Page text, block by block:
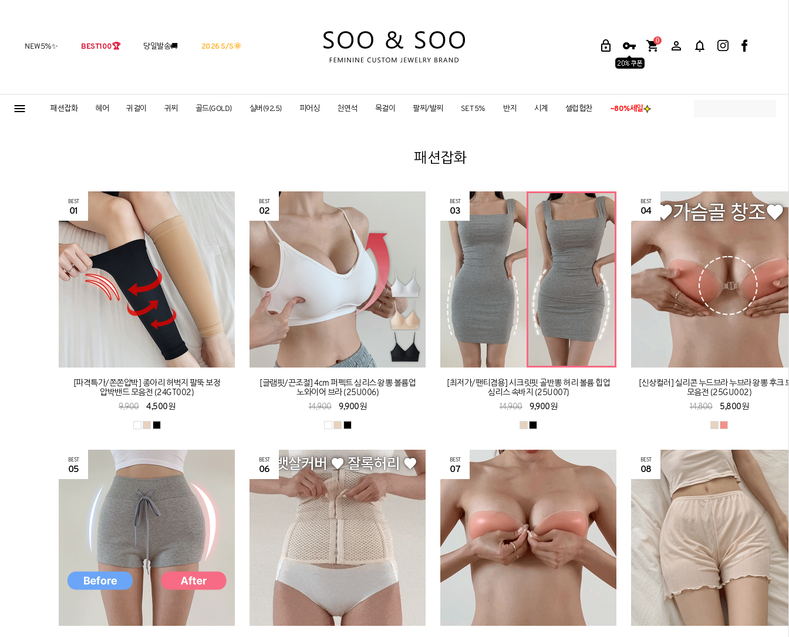
NEW5%✨ BEST100🏆 당일발송🚚 2026 S/S🌞
0
패션잡화 헤어 귀걸이 귀찌 골드(GOLD) 실버(92.5) 피어싱 천연석 목걸이 팔찌/발찌 SET 5% 반지 시계 셀럽협찬 ~80%세일
패션잡화
BEST
01
[파격특가/쫀쫀압박] 종아리 허벅지 팔뚝 보정
압박밴드 모음전 (24GT002)
9,900
4,500원
BEST
02
[글램핏/끈조절] 4cm 퍼펙트 심리스 왕뽕 볼륨업
노와이어 브라 (25U006)
14,900
9,900원
BEST
03
[최저가/팬티겸용] 시크릿핏 골반뽕 허리 볼륨 힙업
심리스 속바지 (25U007)
14,900
9,900원
BEST
04
[신상컬러] 실리콘 누드브라 누브라 왕뽕 후크
모음전 (25GU002)
14,800
5,800원
BEST
05
BEST
06
BEST
07
BEST
08